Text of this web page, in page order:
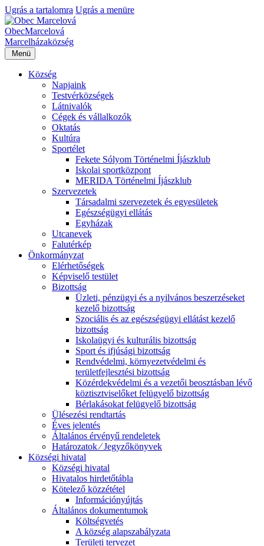
Ugrás a tartalomra Ugrás a menüre
ObecMarcelová
Marcelházaközség
Menü
Község
Napjaink
Testvérközségek
Látnivalók
Cégek és vállalkozók
Oktatás
Kultúra
Sportélet
Fekete Sólyom Történelmi Íjászklub
Iskolai sportközpont
MERIDA Történelmi Íjászklub
Szervezetek
Társadalmi szervezetek és egyesületek
Egészségügyi ellátás
Egyházak
Utcanevek
Falutérkép
Önkormányzat
Elérhetőségek
Képviselő testület
Bizottság
Üzleti, pénzügyi és a nyilvános beszerzéseket
kezelő bizottság
Szociális és az egészségügyi ellátást kezelő
bizottság
Iskolaügyi és kulturális bizottság
Sport és ifjúsági bizottság
Rendvédelmi, környezetvédelmi és
területfejlesztési bizottság
Közérdekvédelmi és a vezetői beosztásban lévő
köztisztviselőket felügyelő bizottság
Bérlakásokat felügyelő bizottság
Ülésezési rendtartás
Éves jelentés
Általános érvényű rendeletek
Határozatok ⁄ Jegyzőkönyvek
Községi hivatal
Községi hivatal
Hivatalos hirdetőtábla
Kötelező közzététel
Információnyújtás
Általános dokumentumok
Költségvetés
A község alapszabályzata
Területi tervezet